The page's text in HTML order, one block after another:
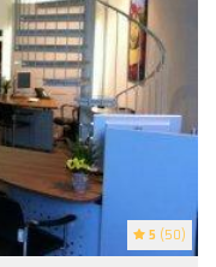
5 (50)